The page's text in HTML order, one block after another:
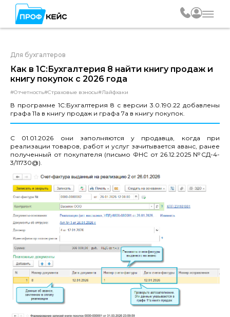
Для бухгалтеров
Как в 1С:Бухгалтерия 8 найти книгу продаж и
книгу покупок с 2026 года
#Отчетность#Страховые взносы#Лайфхаки
В программе 1С:Бухгалтерия 8 с версии 3.0.190.22 добавлены
графа 11а в книгу продаж и графа 7а в книгу покупок.
С 01.01.2026 они заполняются у продавца, когда при
реализации товаров, работ и услуг зачитывается аванс, ранее
полученный от покупателя (письмо ФНС от 26.12.2025 №СД-4-
3/11730@).